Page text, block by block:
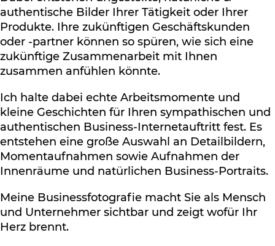
authentische Bilder Ihrer Tätigkeit oder Ihrer
Produkte. Ihre zukünftigen Geschäftskunden
oder -partner können so spüren, wie sich eine
zukünftige Zusammenarbeit mit Ihnen
zusammen anfühlen könnte.
Ich halte dabei echte Arbeitsmomente und
kleine Geschichten für Ihren sympathischen und
authentischen Business-Internetauftritt fest. Es
entstehen eine große Auswahl an Detailbildern,
Momentaufnahmen sowie Aufnahmen der
Innenräume und natürlichen Business-Portraits.
Meine Businessfotografie macht Sie als Mensch
und Unternehmer sichtbar und zeigt wofür Ihr
Herz brennt.